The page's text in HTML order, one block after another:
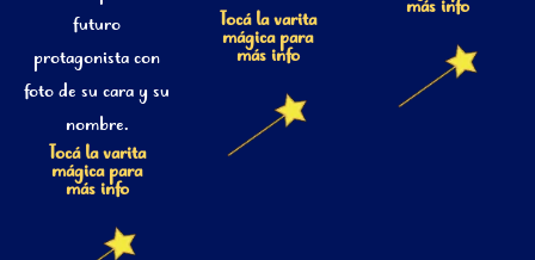
futuro
protagonista con
foto de su cara y su
nombre.
Tocá la varita
mágica para
más info
Tocá la varita
mágica para
más info
más info